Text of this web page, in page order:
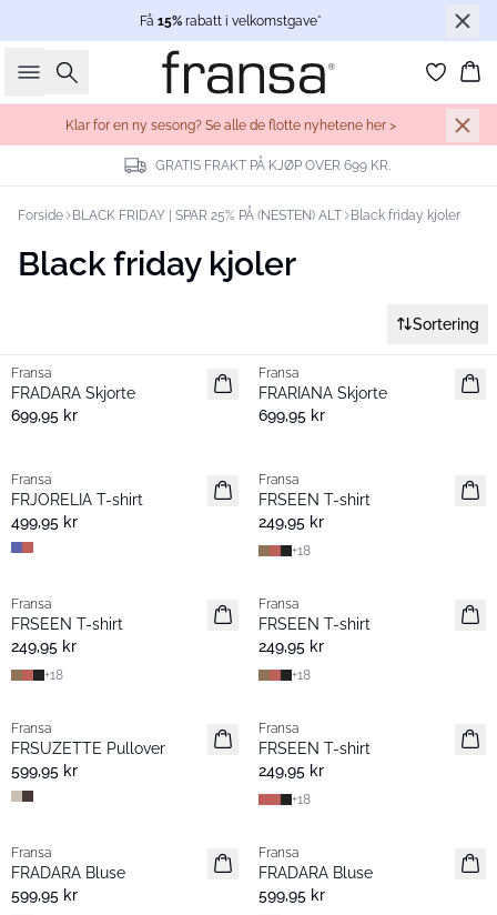
Få 15% rabatt i velkomstgave*
Søk
Klar for en ny sesong? Se alle de flotte nyhetene her >
GRATIS FRAKT PÅ KJØP OVER 699 KR.
Forside BLACK FRIDAY | SPAR 25% PÅ (NESTEN) ALT Black friday kjoler
Black friday kjoler
Sortering
Nyhet
Fransa
FRADARA Skjorte
699,95 kr
Nyhet
Fransa
FRARIANA Skjorte
699,95 kr
Nyhet
Fransa
FRJORELIA T-shirt
499,95 kr
Nyhet
Fransa
FRSEEN T-shirt
249,95 kr
+18
Nyhet
Fransa
FRSEEN T-shirt
249,95 kr
+18
Nyhet
Fransa
FRSEEN T-shirt
249,95 kr
+18
Nyhet
Fransa
FRSUZETTE Pullover
599,95 kr
Nyhet
Fransa
FRSEEN T-shirt
249,95 kr
+18
Nyhet
Fransa
FRADARA Bluse
599,95 kr
Nyhet
Fransa
FRADARA Bluse
599,95 kr